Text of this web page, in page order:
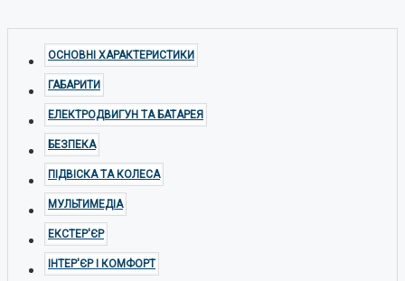
ОСНОВНІ ХАРАКТЕРИСТИКИ
ГАБАРИТИ
ЕЛЕКТРОДВИГУН ТА БАТАРЕЯ
БЕЗПЕКА
ПІДВІСКА ТА КОЛЕСА
МУЛЬТИМЕДІА
ЕКСТЕР'ЄР
ІНТЕР'ЄР І КОМФОРТ